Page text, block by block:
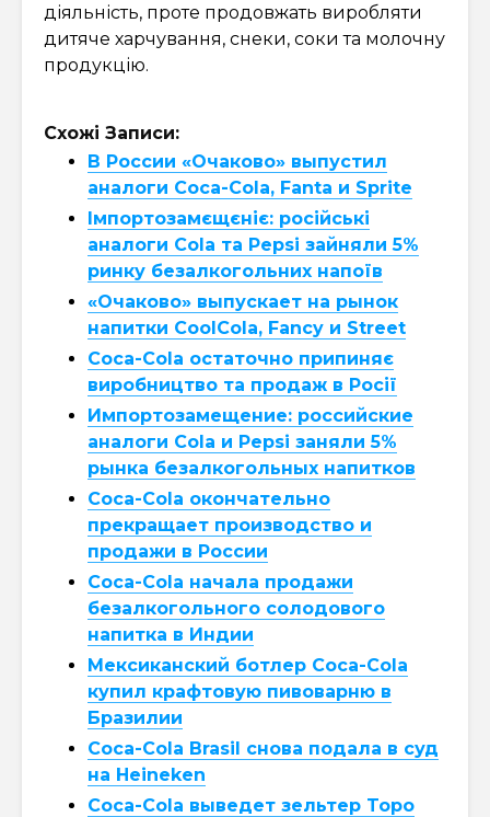
діяльність, проте продовжать виробляти
дитяче харчування, снеки, соки та молочну
продукцію.
Схожі Записи:
В России «Очаково» выпустил
аналоги Coca-Cola, Fanta и Sprite
Імпортозамєщєніє: російські
аналоги Cola та Pepsi зайняли 5%
ринку безалкогольних напоїв
«Очаково» выпускает на рынок
напитки CoolCola, Fancy и Street
Coca-Cola остаточно припиняє
виробництво та продаж в Росії
Импортозамещение: российские
аналоги Cola и Pepsi заняли 5%
рынка безалкогольных напитков
Coca-Cola окончательно
прекращает производство и
продажи в России
Coca-Cola начала продажи
безалкогольного солодового
напитка в Индии
Мексиканский ботлер Coca-Cola
купил крафтовую пивоварню в
Бразилии
Coca-Cola Brasil снова подала в суд
на Heineken
Coca-Cola выведет зельтер Topo